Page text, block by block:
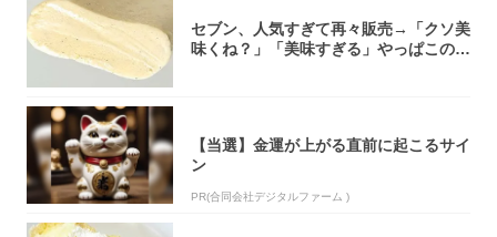
セブン、人気すぎて再々販売→「クソ美
味くね？」「美味すぎる」やっぱこのク
【当選】金運が上がる直前に起こるサイ
ン
PR(合同会社デジタルファーム )